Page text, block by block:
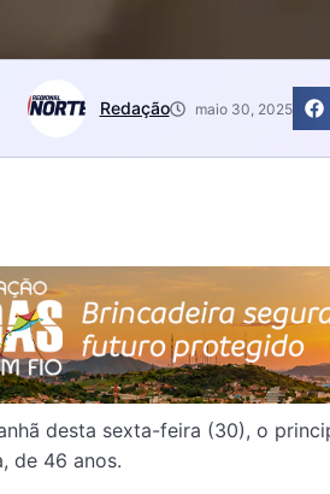
Redação maio 30, 2025
desta sexta-feira (30), o
de 46 anos.